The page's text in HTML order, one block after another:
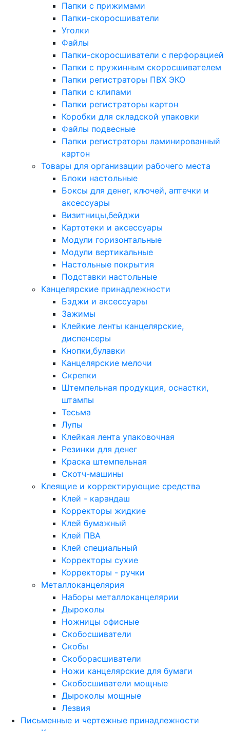
Папки с прижимами
Папки-скоросшиватели
Уголки
Файлы
Папки-скоросшиватели с перфорацией
Папки с пружинным скоросшивателем
Папки регистраторы ПВХ ЭКО
Папки с клипами
Папки регистраторы картон
Коробки для складской упаковки
Файлы подвесные
Папки регистраторы ламинированный
картон
Товары для организации рабочего места
Блоки настольные
Боксы для денег, ключей, аптечки и
аксессуары
Визитницы,бейджи
Картотеки и аксессуары
Модули горизонтальные
Модули вертикальные
Настольные покрытия
Подставки настольные
Канцелярские принадлежности
Бэджи и аксессуары
Зажимы
Клейкие ленты канцелярские,
диспенсеры
Кнопки,булавки
Канцелярские мелочи
Скрепки
Штемпельная продукция, оснастки,
штампы
Тесьма
Лупы
Клейкая лента упаковочная
Резинки для денег
Краска штемпельная
Скотч-машины
Клеящие и корректирующие средства
Клей - карандаш
Корректоры жидкие
Клей бумажный
Клей ПВА
Клей специальный
Корректоры сухие
Корректоры - ручки
Металлоканцелярия
Наборы металлоканцелярии
Дыроколы
Ножницы офисные
Скобосшиватели
Скобы
Скоборасшиватели
Ножи канцелярские для бумаги
Скобосшиватели мощные
Дыроколы мощные
Лезвия
Письменные и чертежные принадлежности